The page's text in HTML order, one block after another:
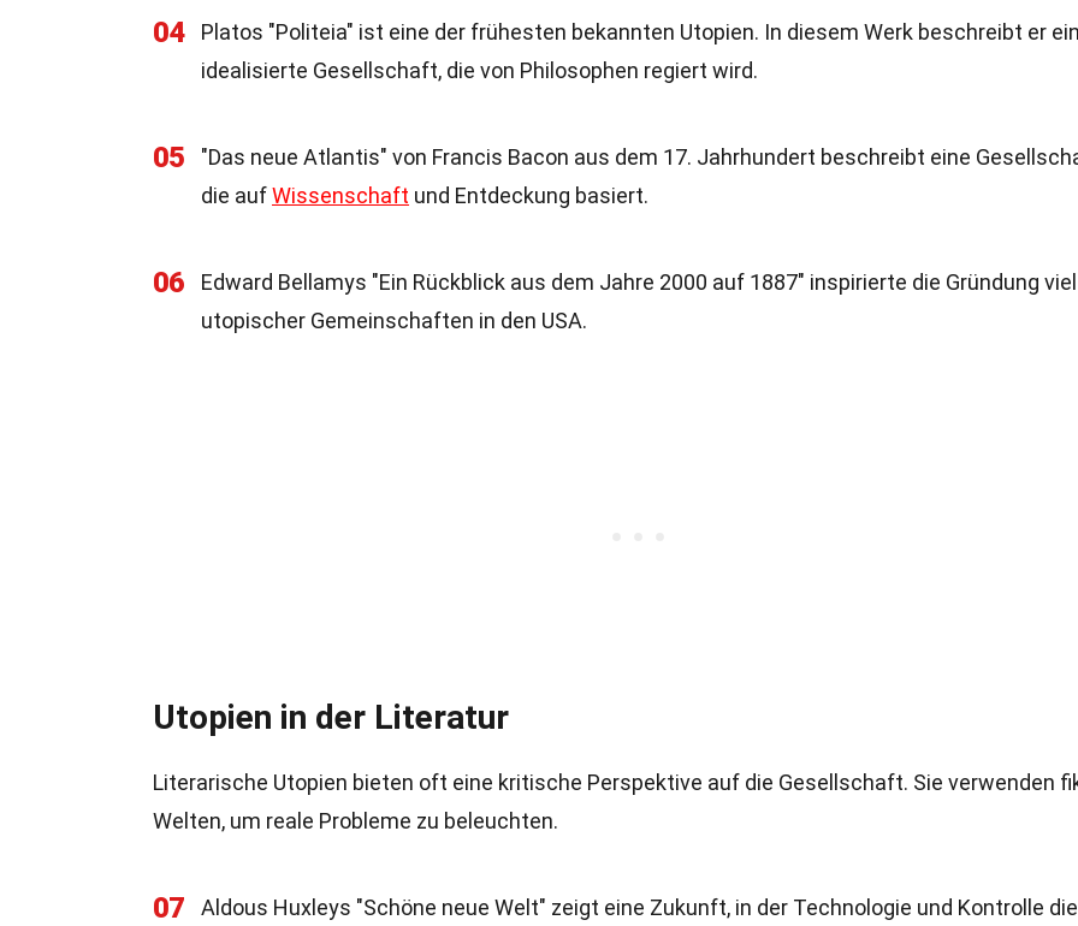
04
Platos "Politeia" ist eine der frühesten bekannten Utopien. In diesem Werk beschreibt er
idealisierte Gesellschaft, die von Philosophen regiert wird.
05
"Das neue Atlantis" von Francis Bacon aus dem 17. Jahrhundert beschreibt eine
die aufWissenschaft und Entdeckung basiert.
06
Edward Bellamys "Ein Rückblick aus dem Jahre 2000 auf 1887" inspirierte die Gründung
utopischer Gemeinschaften in den USA.
Utopien in der Literatur
Literarische Utopien bieten oft eine kritische Perspektive auf die Gesellschaft. Sie verwenden
Welten, um reale Probleme zu beleuchten.
07
Aldous Huxleys "Schöne neue Welt" zeigt eine Zukunft, in der Technologie und Kontrolle die